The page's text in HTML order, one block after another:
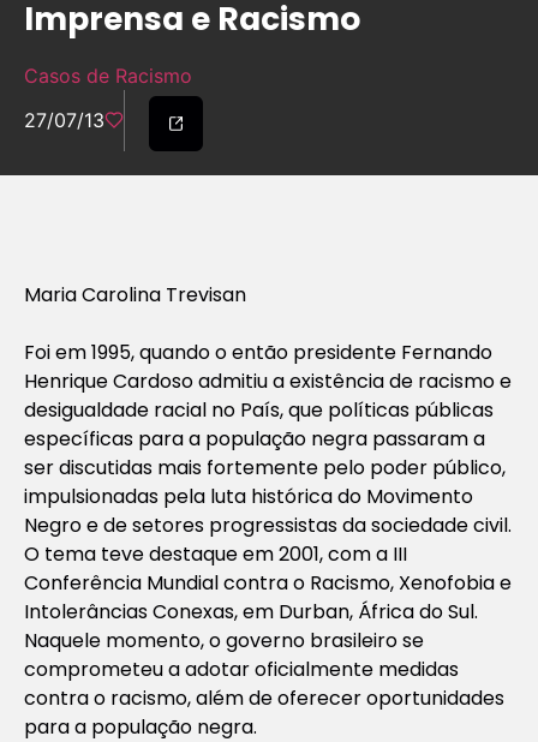
Imprensa e Racismo
Casos de Racismo
27/07/13
Maria Carolina Trevisan
Foi em 1995, quando o então presidente Fernando
Henrique Cardoso admitiu a existência de racismo e
desigualdade racial no País, que políticas públicas
específicas para a população negra passaram a
ser discutidas mais fortemente pelo poder público,
impulsionadas pela luta histórica do Movimento
Negro e de setores progressistas da sociedade civil.
O tema teve destaque em 2001, com a III
Conferência Mundial contra o Racismo, Xenofobia e
Intolerâncias Conexas, em Durban, África do Sul.
Naquele momento, o governo brasileiro se
comprometeu a adotar oficialmente medidas
contra o racismo, além de oferecer oportunidades
para a população negra.